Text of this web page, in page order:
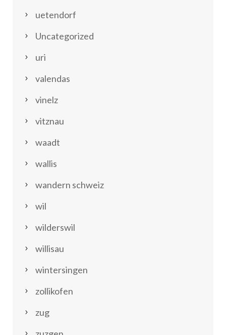
uetendorf
Uncategorized
uri
valendas
vinelz
vitznau
waadt
wallis
wandern schweiz
wil
wilderswil
willisau
wintersingen
zollikofen
zug